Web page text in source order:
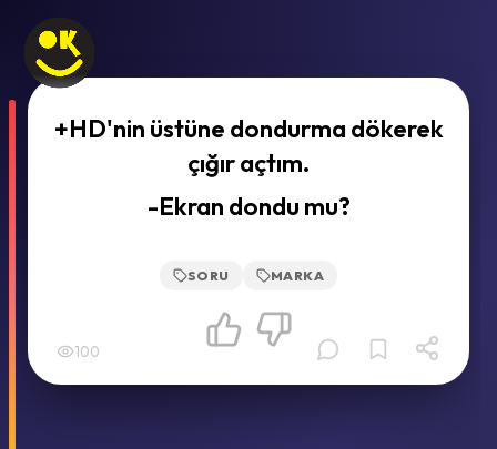
+HD'nin üstüne dondurma dökerek
çığır açtım.
-Ekran dondu mu?
SORU MARKA
100